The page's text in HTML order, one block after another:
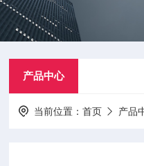
产品中心
当前位置：首页 产品